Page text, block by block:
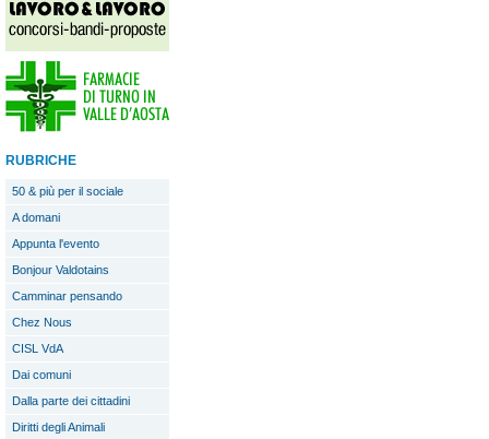
RUBRICHE
50 & più per il sociale
A domani
Appunta l'evento
Bonjour Valdotains
Camminar pensando
Chez Nous
CISL VdA
Dai comuni
Dalla parte dei cittadini
Diritti degli Animali